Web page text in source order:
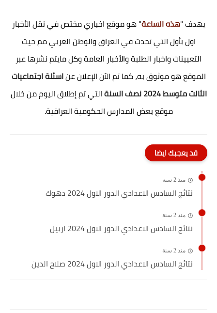
يهدف "هذه الساعة" هو موقع اخباري مختص في نقل الأخبار
اول بأول التي تحدث في العراق والوطن العربي مم حيث
التعيينات واخبار الطلبة والأخبار العامة وكل مايتم نشرها عبر
الموقع هو موثوق به، كما تم الآن الإعلان عناسئلة اجتماعيات
الثالث متوسط 2024 نصف السنة
التي تم إطلاق اليوم من خلال
موقع بعض المدارس الحكومية العراقية.
قد يعجبك ايضا
منذ 2 سنة
نتائج السادس الاعدادي الدور الاول 2024 دهوك
منذ 2 سنة
نتائج السادس الاعدادي الدور الاول 2024 اربيل
منذ 2 سنة
نتائج السادس الاعدادي الدور الاول 2024 صلاح الدين